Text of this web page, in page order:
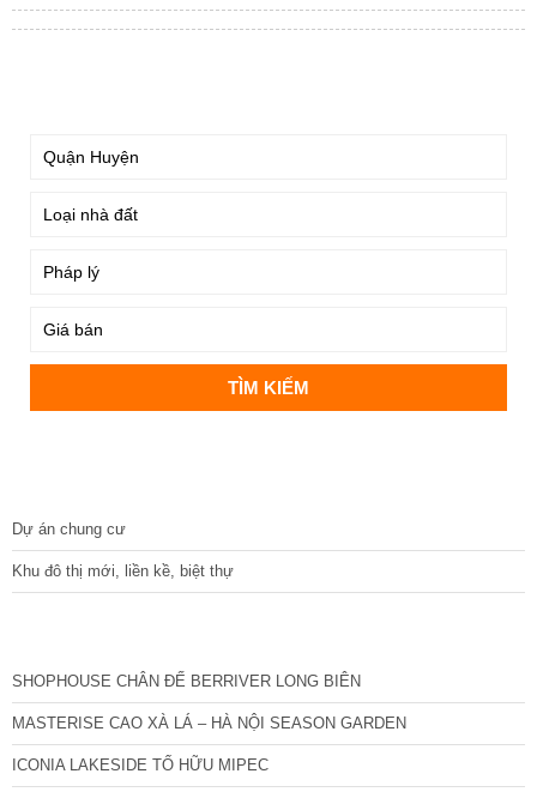
Dự án chung cư
Khu đô thị mới, liền kề, biệt thự
SHOPHOUSE CHÂN ĐẾ BERRIVER LONG BIÊN
MASTERISE CAO XÀ LÁ – HÀ NỘI SEASON GARDEN
ICONIA LAKESIDE TỐ HỮU MIPEC